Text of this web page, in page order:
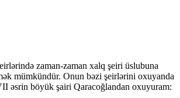
zaman-zaman xalq şeiri üslubuna
mümkündür. Onun bəzi şeirlərini oxuyanda
əsrin böyük şairi Qaracoğlandan oxuyuram: